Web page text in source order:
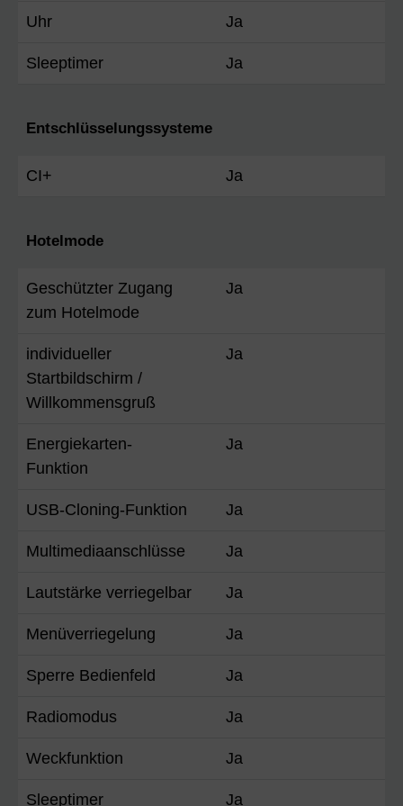
Uhr Ja
Sleeptimer Ja
Entschlüsselungssysteme
CI+ Ja
Hotelmode
Geschützter Zugang
zum Hotelmode
Ja
individueller
Startbildschirm /
Willkommensgruß
Ja
Energiekarten-
Funktion
Ja
USB-Cloning-Funktion Ja
Multimediaanschlüsse Ja
Lautstärke verriegelbar Ja
Menüverriegelung Ja
Sperre Bedienfeld Ja
Radiomodus Ja
Weckfunktion Ja
Sleeptimer Ja